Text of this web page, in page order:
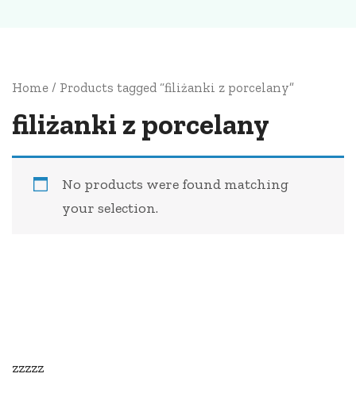
Home / Products tagged “filiżanki z porcelany”
filiżanki z porcelany
No products were found matching
your selection.
zzzzz